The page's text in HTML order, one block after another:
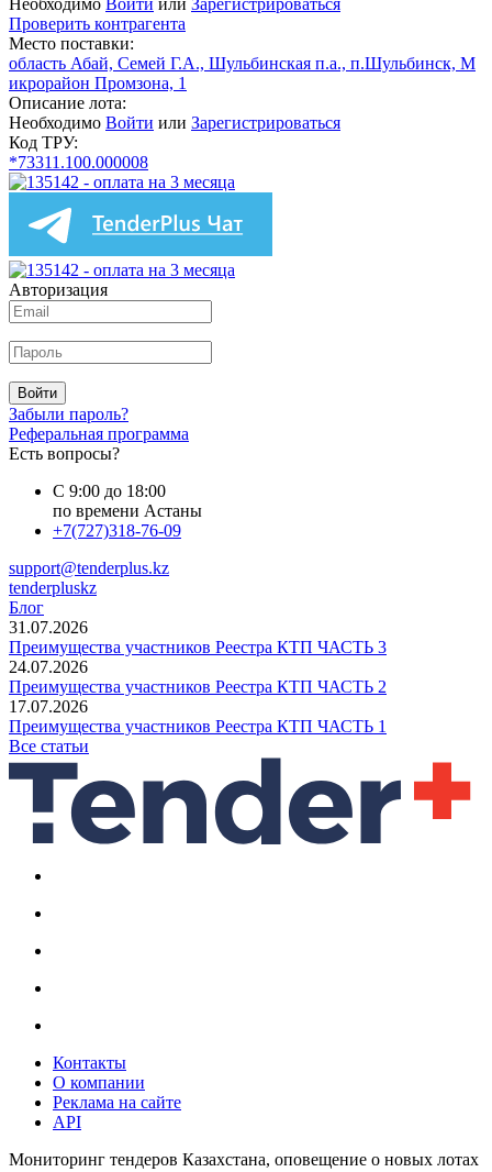
Необходимо Войти или Зарегистрироваться
Проверить контрагента
Место поставки:
область Абай, Семей Г.А., Шульбинская п.а., п.Шульбинск, М
икрорайон Промзона, 1
Описание лота:
Необходимо Войти или Зарегистрироваться
Код ТРУ:
*73311.100.000008
Авторизация
Войти
Забыли пароль?
Реферальная программа
Есть вопросы?
С 9:00 до 18:00
по времени Астаны
+7(727)318-76-09
support@tenderplus.kz
tenderpluskz
Блог
31.07.2026
Преимущества участников Реестра КТП ЧАСТЬ 3
24.07.2026
Преимущества участников Реестра КТП ЧАСТЬ 2
17.07.2026
Преимущества участников Реестра КТП ЧАСТЬ 1
Все статьи
Контакты
О компании
Реклама на сайте
API
Мониторинг тендеров Казахстана, оповещение о новых лотах